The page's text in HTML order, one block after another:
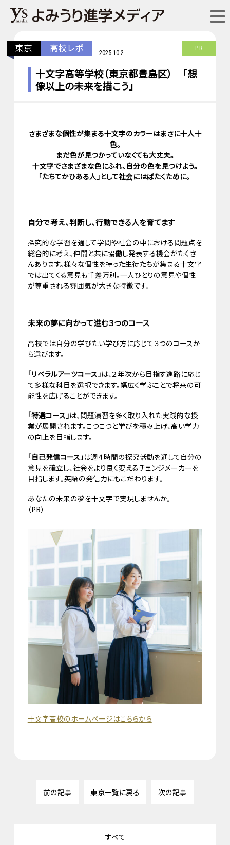
東京 高校レポ 2025.10.2
PR
十文字高等学校（東京都豊島区） 「想
像以上の未来を描こう」
さまざまな個性が集まる十文字のカラーはまさに十人十
色。
まだ色が見つかっていなくても大丈夫。
十文字でさまざまな色にふれ、自分の色を見つけよう。
「たちてかひある人」として社会にはばたくために。
自分で考え、判断し、行動できる人を育てます
探究的な学習を通して学問や社会の中における問題点を
総合的に考え、仲間と共に協働し発表する機会がたくさ
んあります。様々な個性を持った生徒たちが集まる十文字
では出てくる意見も千差万別。一人ひとりの意見や個性
が尊重される雰囲気が大きな特徴です。
未来の夢に向かって進む３つのコース
高校では自分の学びたい学び方に応じて３つのコースか
ら選びます。
「リベラルアーツコース」は、２年次から目指す進路に応じ
て多様な科目を選択できます。幅広く学ぶことで将来の可
能性を広げることができます。
「特選コース」は、問題演習を多く取り入れた実践的な授
業が展開されます。こつこつと学びを積み上げ、高い学力
の向上を目指します。
「自己発信コース」は週４時間の探究活動を通して自分の
意見を確立し、社会をより良く変えるチェンジメーカーを
目指します。英語の発信力にもこだわります。
あなたの未来の夢を十文字で実現しませんか。
（PR）
十文字高校のホームページはこちらから
前の記事 東京一覧に戻る 次の記事
すべて